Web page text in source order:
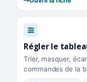
Régler le
Trier, masquer,
commandes de la